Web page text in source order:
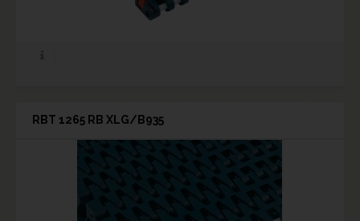
RBT 1265 RB XLG/B935